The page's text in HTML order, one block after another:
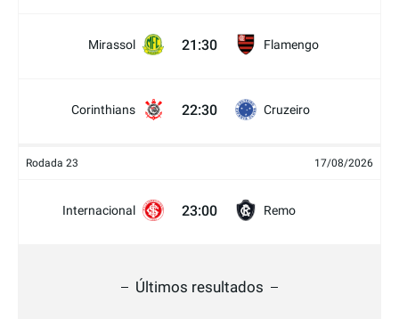
Mirassol 21:30 Flamengo
Corinthians 22:30 Cruzeiro
Rodada 23 17/08/2026
Internacional 23:00 Remo
Últimos resultados